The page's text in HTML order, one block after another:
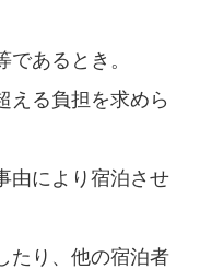
あるとき。
える負担を求めら
由により宿泊させ
たり、他の宿泊者